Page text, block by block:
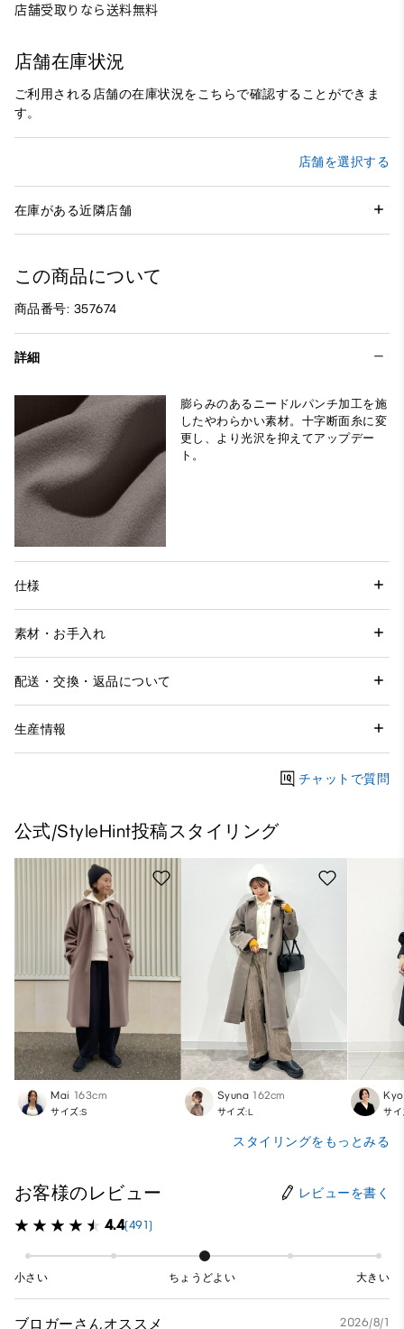
店舗受取りなら送料無料
店舗在庫状況
ご利用される店舗の在庫状況をこちらで確認することができま
す。
店舗を選択する
在庫がある近隣店舗
この商品について
商品番号: 357674
詳細
膨らみのあるニードルパンチ加工を施
したやわらかい素材。十字断面糸に変
更し、より光沢を抑えてアップデー
ト。
仕様
素材・お手入れ
配送・交換・返品について
生産情報
チャットで質問
公式/StyleHint投稿スタイリング
Mai 163cm
サイズ:S
Syuna 162cm
サイズ:L サ
スタイリングをもっとみる
お客様のレビュー レビューを書く
4.4(491)
小さい ちょうどよい 大きい
ブロガーさんオススメ 2026/8/1